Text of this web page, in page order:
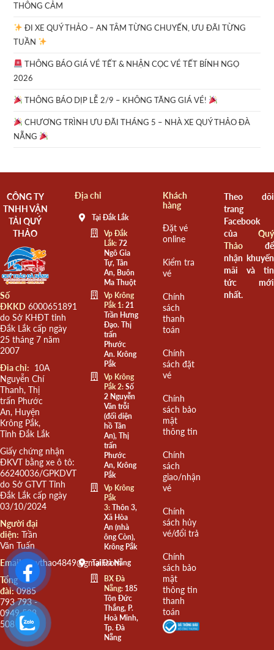
THÔNG CẢM
ĐI XE QUÝ THẢO – AN TÂM TỪNG CHUYẾN, ƯU ĐÃI TỪNG
TUẦN
THÔNG BÁO GIÁ VÉ TẾT & NHẬN CỌC VÉ TẾT BÍNH NGỌ
2026
THÔNG BÁO DỊP LỄ 2/9 – KHÔNG TĂNG GIÁ VÉ!
CHƯƠNG TRÌNH ƯU ĐÃI THÁNG 5 – NHÀ XE QUÝ THẢO ĐÀ
NẴNG
CÔNG TY
TNHH VẬN
TẢI QUÝ
THẢO
Số
ĐKKD 6000651891
do Sở KHĐT tỉnh
Đắk Lắk cấp ngày
25 tháng 7 năm
2007
Đia chỉ: 10A
Nguyễn Chí
Thanh, Thị
trấn Phước
An, Huyện
Krông Pắk,
Tỉnh Đắk Lắk
Giấy chứng nhận
ĐKVT bằng xe ô tô:
66240036/GPKDVT
do Sở GTVT Tỉnh
Đắk Lắk cấp ngày
03/10/2024
Người đại
diện: Trần
Văn Tuấn
Email: quythao4849@gmail.com
Tổng
đài:0985
793 793 -
0949 508
508
Địa chỉ
Tại Đắk Lắk
Vp Đắk
Lắk:72
Ngô Gia
Tự, Tân
An, Buôn
Ma Thuột
Vp Krông
Pắk 1:21
Trần Hưng
Đạo. Thị
trấn
Phước
An. Krông
Pắk
Vp Krông
Pắk 2:Số
2 Nguyễn
Văn trỗi
(đối diện
hồ Tân
An), Thị
trấn
Phước
An, Krông
Pắk
Vp Krông
Pắk
3:Thôn 3,
Xã Hòa
An (nhà
ông Còn),
Krông Pắk
Tại Đà Nẵng
BX Đà
Nẵng:185
Tôn Đức
Thắng, P.
Hoà Minh,
Tp. Đà
Nẵng
Khách
hàng
Đặt vé
online
Kiểm tra
vé
Chính
sách
thanh
toán
Chính
sách đặt
vé
Chính
sách bảo
mật
thông tin
Chính
sách
giao/nhận
vé
Chính
sách hủy
vé/đổi trả
Chính
sách bảo
mật
thông tin
thanh
toán
Theo dõi
trang
Facebook
của Quý
Thảođể
nhận khuyến
mãi và tin
tức mới
nhất.